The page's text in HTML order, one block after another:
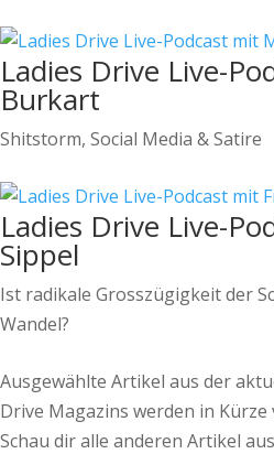
Ladies Drive Live-
Burkart
Shitstorm, Social Media & Satire
Ladies Drive Live-
Sippel
Ist radikale Grosszügigkeit der
Wandel?
Ausgewählte Artikel aus der
Drive Magazins werden in
Schau dir alle anderen Artikel